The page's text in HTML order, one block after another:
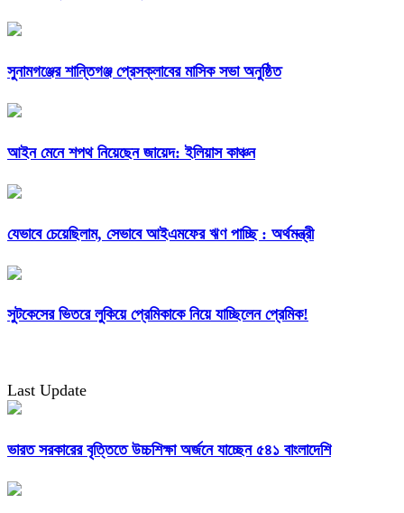
সুনামগঞ্জের শান্তিগঞ্জ প্রেসক্লাবের মাসিক সভা অনুষ্ঠিত
আইন মেনে শপথ নিয়েছেন জায়েদ: ইলিয়াস কাঞ্চন
যেভাবে চেয়েছিলাম, সেভাবে আইএমফের ঋণ পাচ্ছি : অর্থমন্ত্রী
সুটকেসের ভিতরে লুকিয়ে প্রেমিকাকে নিয়ে যাচ্ছিলেন প্রেমিক!
Last Update
ভারত সরকারের বৃত্তিতে উচ্চশিক্ষা অর্জনে যাচ্ছেন ৫৪১ বাংলাদেশি